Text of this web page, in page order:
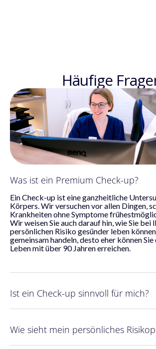
Häufige
Was ist ein Premium Check-up?
Ein Check-up ist eine ganzheitliche
Körpers. Wir versuchen vor allen Dingen,
Krankheiten ohne Symptome
Wir weisen Sie auch darauf hin, wie Sie bei
persönlichen Risiko gesünder leben
gemeinsam handeln, desto eher können Sie
Leben mit über 90 Jahren erreichen.
Ist ein Check-up sinnvoll für mich?
Wie sieht mein persönliches